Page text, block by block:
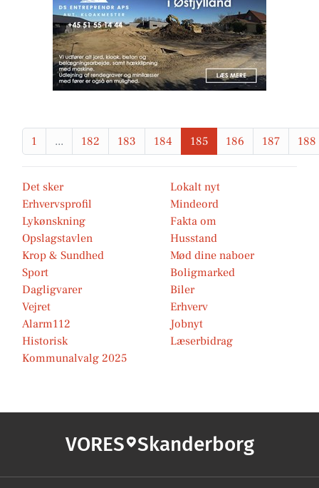
1 ... 182 183 184 185 186 187 188
Det sker
Lokalt nyt
Erhvervsprofil
Mindeord
Lykønskning
Fakta om
Opslagstavlen
Husstand
Krop & Sundhed
Mød dine naboer
Sport
Boligmarked
Dagligvarer
Biler
Vejret
Erhverv
Alarm112
Jobnyt
Historisk
Læserbidrag
Kommunalvalg 2025
VORES Skanderborg